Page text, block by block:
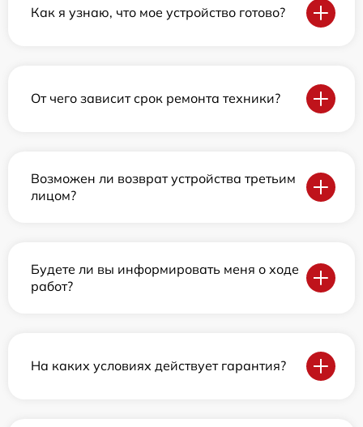
Как я узнаю, что мое устройство готово?
От чего зависит срок ремонта техники?
Возможен ли возврат устройства третьим
лицом?
Будете ли вы информировать меня о ходе
работ?
На каких условиях действует гарантия?